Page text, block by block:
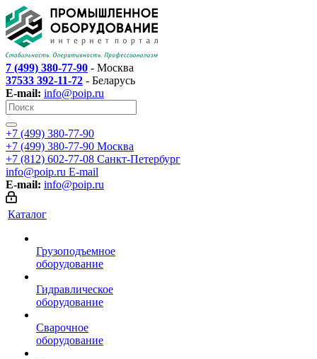
7 (499) 380-77-90 - Москва
37533 392-11-72 - Беларусь
E-mail: info@poip.ru
+7 (499) 380-77-90
+7 (499) 380-77-90 Москва
+7 (812) 602-77-08 Санкт-Петербург
info@poip.ru E-mail
E-mail: info@poip.ru
Каталог
Грузоподъемное
оборудование
Гидравлическое
оборудование
Сварочное
оборудование